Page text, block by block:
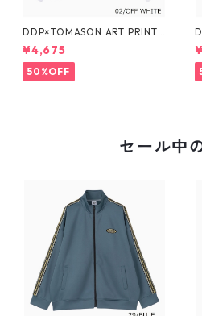
DDP×TOMASON ART PRINT
L/S TEE
¥4,675
50%OFF
セール中